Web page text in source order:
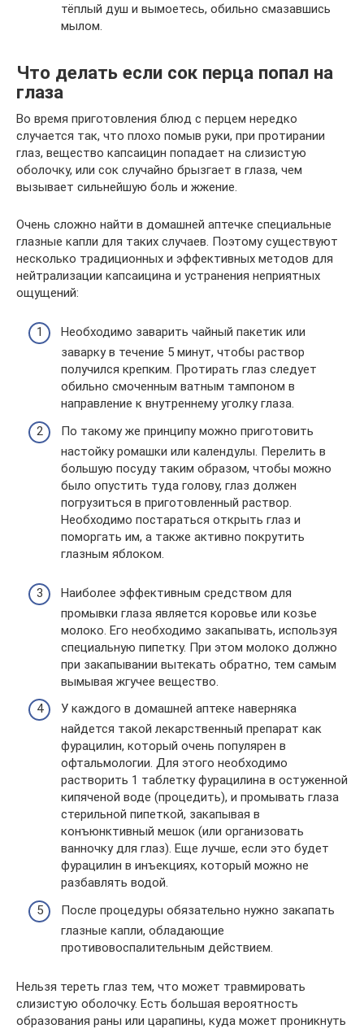
тёплый душ и вымоетесь, обильно смазавшись
мылом.
Что делать если сок перца попал на
глаза
Во время приготовления блюд с перцем нередко
случается так, что плохо помыв руки, при протирании
глаз, вещество капсаицин попадает на слизистую
оболочку, или сок случайно брызгает в глаза, чем
вызывает сильнейшую боль и жжение.
Очень сложно найти в домашней аптечке специальные
глазные капли для таких случаев. Поэтому существуют
несколько традиционных и эффективных методов для
нейтрализации капсаицина и устранения неприятных
ощущений:
Необходимо заварить чайный пакетик или
заварку в течение 5 минут, чтобы раствор
получился крепким. Протирать глаз следует
обильно смоченным ватным тампоном в
направление к внутреннему уголку глаза.
По такому же принципу можно приготовить
настойку ромашки или календулы. Перелить в
большую посуду таким образом, чтобы можно
было опустить туда голову, глаз должен
погрузиться в приготовленный раствор.
Необходимо постараться открыть глаз и
поморгать им, а также активно покрутить
глазным яблоком.
Наиболее эффективным средством для
промывки глаза является коровье или козье
молоко. Его необходимо закапывать, используя
специальную пипетку. При этом молоко должно
при закапывании вытекать обратно, тем самым
вымывая жгучее вещество.
У каждого в домашней аптеке наверняка
найдется такой лекарственный препарат как
фурацилин, который очень популярен в
офтальмологии. Для этого необходимо
растворить 1 таблетку фурацилина в остуженной
кипяченой воде (процедить), и промывать глаза
стерильной пипеткой, закапывая в
конъюнктивный мешок (или организовать
ванночку для глаз). Еще лучше, если это будет
фурацилин в инъекциях, который можно не
разбавлять водой.
После процедуры обязательно нужно закапать
глазные капли, обладающие
противовоспалительным действием.
Нельзя тереть глаз тем, что может травмировать
слизистую оболочку. Есть большая вероятность
образования раны или царапины, куда может проникнуть